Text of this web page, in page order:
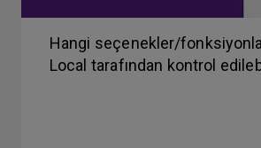
Hangi seçenekler/
Local tarafından kontrol